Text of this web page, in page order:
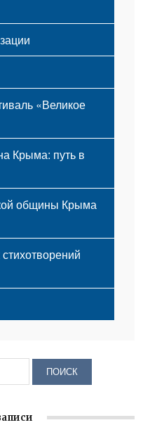
«Великое
Крыма: путь в
общины Крыма